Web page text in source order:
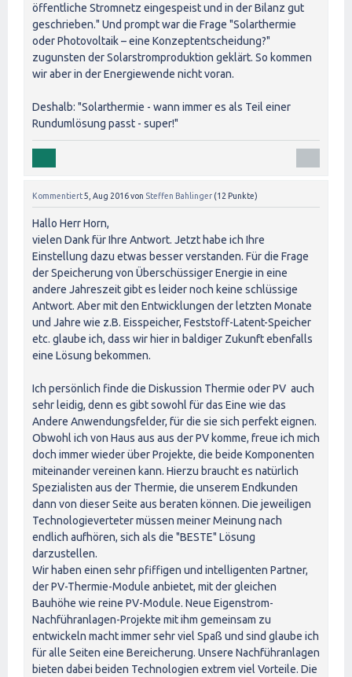
öffentliche Stromnetz eingespeist und in der Bilanz gut
geschrieben." Und prompt war die Frage "Solarthermie
oder Photovoltaik – eine Konzeptentscheidung?"
zugunsten der Solarstromproduktion geklärt. So kommen
wir aber in der Energiewende nicht voran.
Deshalb: "Solarthermie - wann immer es als Teil einer
Rundumlösung passt - super!"
Kommentiert5, Aug 2016von Steffen Bahlinger (12 Punkte)
Hallo Herr Horn,
vielen Dank für Ihre Antwort. Jetzt habe ich Ihre
Einstellung dazu etwas besser verstanden. Für die Frage
der Speicherung von Überschüssiger Energie in eine
andere Jahreszeit gibt es leider noch keine schlüssige
Antwort. Aber mit den Entwicklungen der letzten Monate
und Jahre wie z.B. Eisspeicher, Feststoff-Latent-Speicher
etc. glaube ich, dass wir hier in baldiger Zukunft ebenfalls
eine Lösung bekommen.
Ich persönlich finde die Diskussion Thermie oder PV auch
sehr leidig, denn es gibt sowohl für das Eine wie das
Andere Anwendungsfelder, für die sie sich perfekt eignen.
Obwohl ich von Haus aus aus der PV komme, freue ich mich
doch immer wieder über Projekte, die beide Komponenten
miteinander vereinen kann. Hierzu braucht es natürlich
Spezialisten aus der Thermie, die unserem Endkunden
dann von dieser Seite aus beraten können. Die jeweiligen
Technologieverteter müssen meiner Meinung nach
endlich aufhören, sich als die "BESTE" Lösung
darzustellen.
Wir haben einen sehr pfiffigen und intelligenten Partner,
der PV-Thermie-Module anbietet, mit der gleichen
Bauhöhe wie reine PV-Module. Neue Eigenstrom-
Nachführanlagen-Projekte mit ihm gemeinsam zu
entwickeln macht immer sehr viel Spaß und sind glaube ich
für alle Seiten eine Bereicherung. Unsere Nachführanlagen
bieten dabei beiden Technologien extrem viel Vorteile. Die